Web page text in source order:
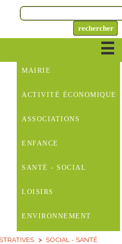
MAIRIE
ACTIVITÉ ÉCONOMIQUE
ASSOCIATIONS
ENFANCE
SANTÉ - SOCIAL
LOISIRS
ENVIRONNEMENT
SOCIAL - SANTÉ